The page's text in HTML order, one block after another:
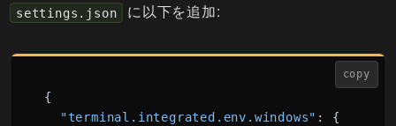
settings.json に以下を追加:
copy
{
"terminal.integrated.env.windows" :
{